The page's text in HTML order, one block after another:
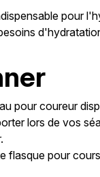
pour
pour coureur
lors de vos
pour